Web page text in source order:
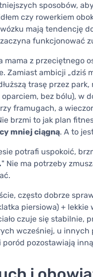
sposobów,
czy rowerkiem
mają tendencję
funkcjonować
mama z przeciętnego
Zamiast ambicji
trasę przez
bez bólu), w
framugach, a
brzmi to jak plan
mniej ciągną. A to
potrafi uspokoić,
" Nie ma potrzeby
często dobrze
piersiowa) +
czuje się stabilnie,
wcześniej, u
pozostawiają